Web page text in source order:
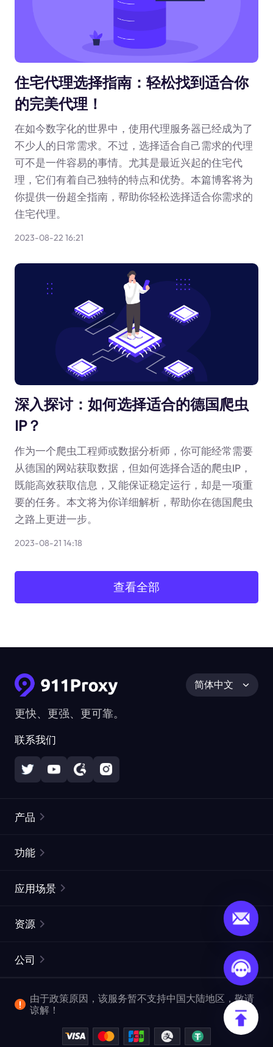
住宅代理选择指南：轻松找到适合你
的完美代理！
在如今数字化的世界中，使用代理服务器已经成为了
不少人的日常需求。不过，选择适合自己需求的代理
可不是一件容易的事情。尤其是最近兴起的住宅代
理，它们有着自己独特的特点和优势。本篇博客将为
你提供一份超全指南，帮助你轻松选择适合你需求的
住宅代理。
2023-08-22 16:21
深入探讨：如何选择适合的德国爬虫
IP？
作为一个爬虫工程师或数据分析师，你可能经常需要
从德国的网站获取数据，但如何选择合适的爬虫IP，
既能高效获取信息，又能保证稳定运行，却是一项重
要的任务。本文将为你详细解析，帮助你在德国爬虫
之路上更进一步。
2023-08-21 14:18
查看全部
更快、更强、更可靠。
联系我们
简体中文
产品
静态住宅代理
网页抓取 API
视频下载 API
功能
ISP代理
ProxySite
应用场景
市场研究
爬行和索引
查看全部使用场景
资源
常见问题解答
位置
公司
企业服务
反洗钱合规计划
由于政策原因，该服务暂不支持中国大陆地区，敬请
谅解！